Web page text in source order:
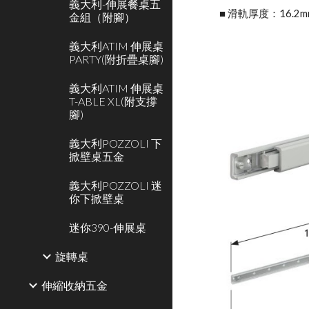
義大利-伸展餐桌五
金組（附腳）
義大利ATIM 伸展桌
PARTY(附折疊桌腳)
義大利ATIM 伸展桌
T-ABLE XL(附支撐
腳)
義大利POZZOLI 下
掀壁桌五金
義大利POZZOLI 迷
你下掀壁桌
迷你390-伸展桌
旋轉桌
伸縮收納五金
■ 滑軌厚度：